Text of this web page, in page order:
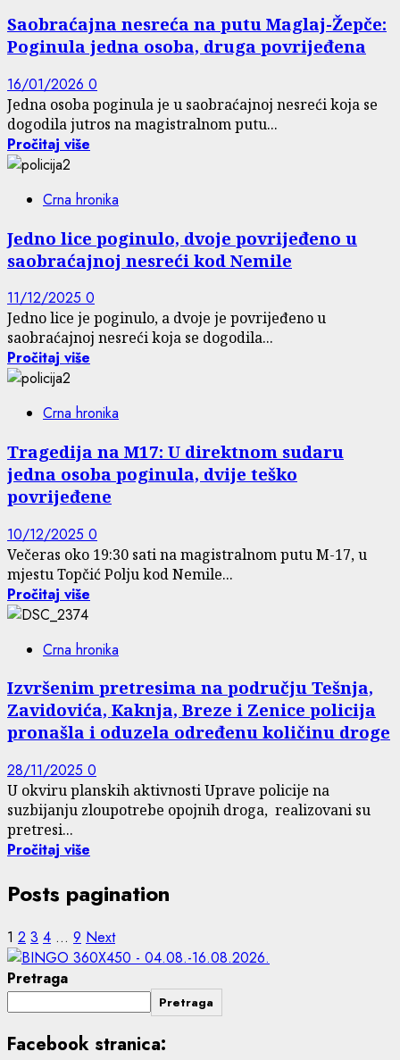
Saobraćajna nesreća na putu Maglaj-Žepče:
Poginula jedna osoba, druga povrijeđena
16/01/2026 0
Jedna osoba poginula je u saobraćajnoj nesreći koja se
dogodila jutros na magistralnom putu...
Pročitaj više
Crna hronika
Jedno lice poginulo, dvoje povrijeđeno u
saobraćajnoj nesreći kod Nemile
11/12/2025 0
Jedno lice je poginulo, a dvoje je povrijeđeno u
saobraćajnoj nesreći koja se dogodila...
Pročitaj više
Crna hronika
Tragedija na M17: U direktnom sudaru
jedna osoba poginula, dvije teško
povrijeđene
10/12/2025 0
Večeras oko 19:30 sati na magistralnom putu M-17, u
mjestu Topčić Polju kod Nemile...
Pročitaj više
Crna hronika
Izvršenim pretresima na području Tešnja,
Zavidovića, Kaknja, Breze i Zenice policija
pronašla i oduzela određenu količinu droge
28/11/2025 0
U okviru planskih aktivnosti Uprave policije na
suzbijanju zloupotrebe opojnih droga, realizovani su
pretresi...
Pročitaj više
Posts pagination
1 2 3 4 … 9 Next
Pretraga
Pretraga
Facebook stranica: